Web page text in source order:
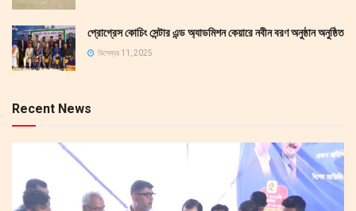
প্রোগ্রেস কোচিং সেন্টার এন্ড অ্যাডমিশন কেয়ারে নবীন বরণ অনুষ্ঠান অনুষ্ঠিত
ডিসেম্বর 11, 2025
Recent News